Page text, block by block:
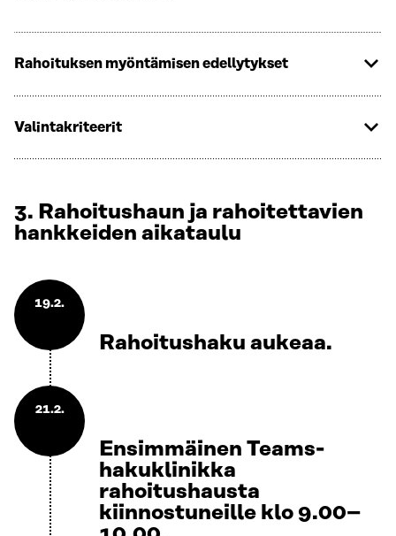
Rahoituksen myöntämisen edellytykset
Valintakriteerit
3. Rahoitushaun ja rahoitettavien
hankkeiden aikataulu
19.2.
Rahoitushaku aukeaa.
21.2.
Ensimmäinen Teams-
hakuklinikka
rahoitushausta
kiinnostuneille klo 9.00–